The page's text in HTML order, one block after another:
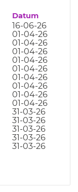
Datum
16-06-26
01-04-26
01-04-26
01-04-26
01-04-26
01-04-26
01-04-26
01-04-26
01-04-26
01-04-26
31-03-26
31-03-26
31-03-26
31-03-26
31-03-26